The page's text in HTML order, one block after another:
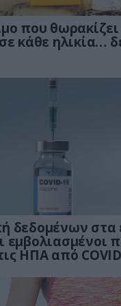
που
κάθε ηλικία…
δεδομένων στα
εμβολιασμένοι
ΗΠΑ από